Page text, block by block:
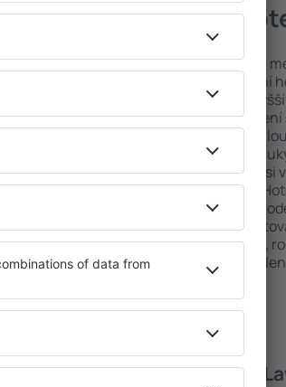
Lawrence – nejlepší
Komplexní služby a výhodná poloha patří
kritéria, která musí splnit každý exklusivní
Lawrence jsou zárukou obsluhy na
dalších výhod pro hosty. Ubytovací zařízení
standardem se mohou pochlubit
atrakce in Lawrence tak máte na dosah
dispozici i bezplatné parkování a mohou si
apartmán přesně podle svých představ.
standardem znamená mimo jiné i
areál nebo atrakce pro děti. Nejlepší
Lawrence jsou skvělým řešením pro páry,
cestují služebně nebo chtějí pořádat
Jaké zařízení nabízí hotely in